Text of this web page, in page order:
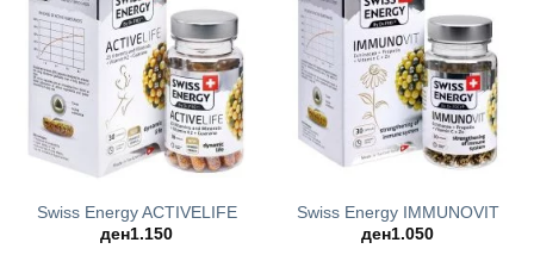
Swiss Energy ACTIVELIFE
ден1.150
Swiss Energy IMMUNOVIT
ден1.050